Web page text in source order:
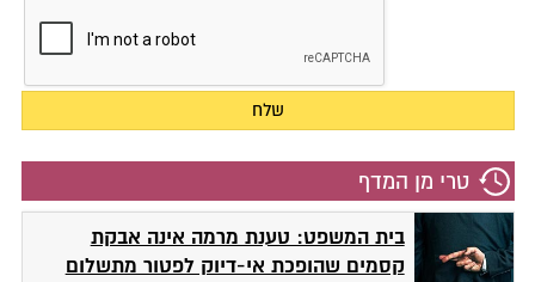
טרי מן המדף
בית המשפט: טענת מרמה אינה אבקת
קסמים שהופכת אי-דיוק לפטור מתשלום